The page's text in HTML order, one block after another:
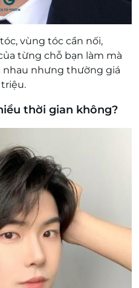
vùng tóc cần nối,
từng chỗ bạn làm mà
nhau nhưng thường giá
thời gian không?